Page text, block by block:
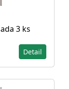
3 ks
Detail